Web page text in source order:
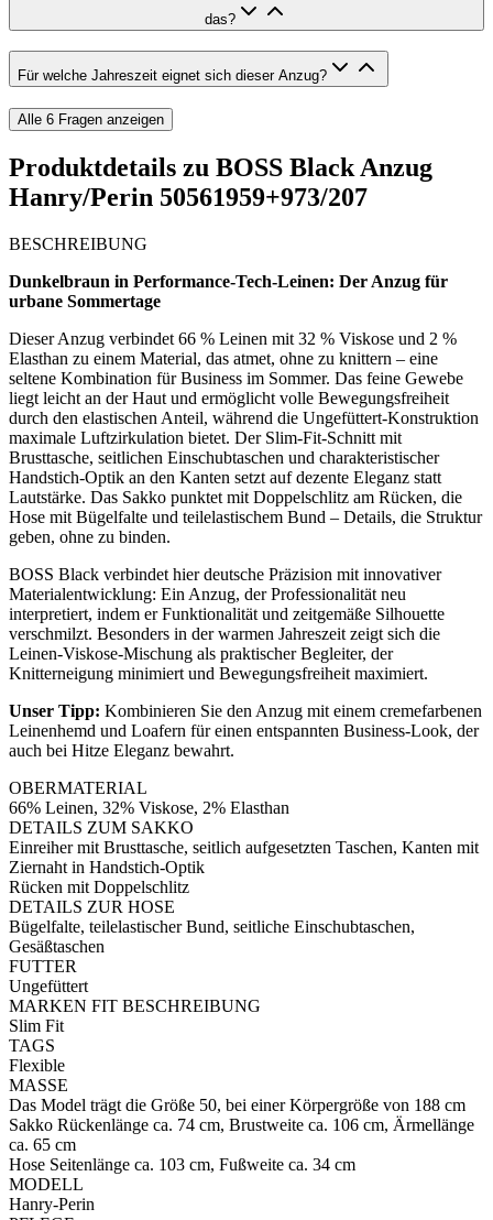
das?
Für welche Jahreszeit eignet sich dieser Anzug?
Alle 6 Fragen anzeigen
Produktdetails zu BOSS Black Anzug
Hanry/Perin 50561959+973/207
BESCHREIBUNG
Dunkelbraun in Performance-Tech-Leinen: Der Anzug für
urbane Sommertage
Dieser Anzug verbindet 66 % Leinen mit 32 % Viskose und 2 %
Elasthan zu einem Material, das atmet, ohne zu knittern – eine
seltene Kombination für Business im Sommer. Das feine Gewebe
liegt leicht an der Haut und ermöglicht volle Bewegungsfreiheit
durch den elastischen Anteil, während die Ungefüttert-Konstruktion
maximale Luftzirkulation bietet. Der Slim-Fit-Schnitt mit
Brusttasche, seitlichen Einschubtaschen und charakteristischer
Handstich-Optik an den Kanten setzt auf dezente Eleganz statt
Lautstärke. Das Sakko punktet mit Doppelschlitz am Rücken, die
Hose mit Bügelfalte und teilelastischem Bund – Details, die Struktur
geben, ohne zu binden.
BOSS Black verbindet hier deutsche Präzision mit innovativer
Materialentwicklung: Ein Anzug, der Professionalität neu
interpretiert, indem er Funktionalität und zeitgemäße Silhouette
verschmilzt. Besonders in der warmen Jahreszeit zeigt sich die
Leinen-Viskose-Mischung als praktischer Begleiter, der
Knitterneigung minimiert und Bewegungsfreiheit maximiert.
Unser Tipp: Kombinieren Sie den Anzug mit einem cremefarbenen
Leinenhemd und Loafern für einen entspannten Business-Look, der
auch bei Hitze Eleganz bewahrt.
OBERMATERIAL
66% Leinen, 32% Viskose, 2% Elasthan
DETAILS ZUM SAKKO
Einreiher mit Brusttasche, seitlich aufgesetzten Taschen, Kanten mit
Ziernaht in Handstich-Optik
Rücken mit Doppelschlitz
DETAILS ZUR HOSE
Bügelfalte, teilelastischer Bund, seitliche Einschubtaschen,
Gesäßtaschen
FUTTER
Ungefüttert
MARKEN FIT BESCHREIBUNG
Slim Fit
TAGS
Flexible
MASSE
Das Model trägt die Größe 50, bei einer Körpergröße von 188 cm
Sakko Rückenlänge ca. 74 cm, Brustweite ca. 106 cm, Ärmellänge
ca. 65 cm
Hose Seitenlänge ca. 103 cm, Fußweite ca. 34 cm
MODELL
Hanry-Perin